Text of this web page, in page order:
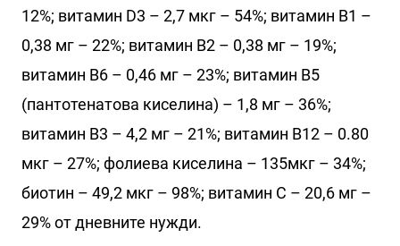
12%; витамин D3 – 2,7 мкг – 54%; витамин В1 –
0,38 мг – 22%; витамин В2 – 0,38 мг – 19%;
витамин В6 – 0,46 мг – 23%; витамин B5
(пантотенатова киселина) – 1,8 мг – 36%;
витамин В3 – 4,2 мг – 21%; витамин В12 – 0.80
мкг – 27%; фолиева киселина – 135мкг – 34%;
биотин – 49,2 мкг – 98%; витамин C – 20,6 мг –
29% от дневните нужди.